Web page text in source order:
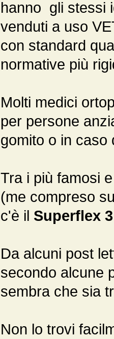
hanno gli stessi
venduti a uso
con standard
normative più
Molti medici
per persone
gomito o in caso
Tra i più famosi
(me compreso
c'è il Superflex 3
Da alcuni post
secondo alcune
sembra che sia
Non lo trovi